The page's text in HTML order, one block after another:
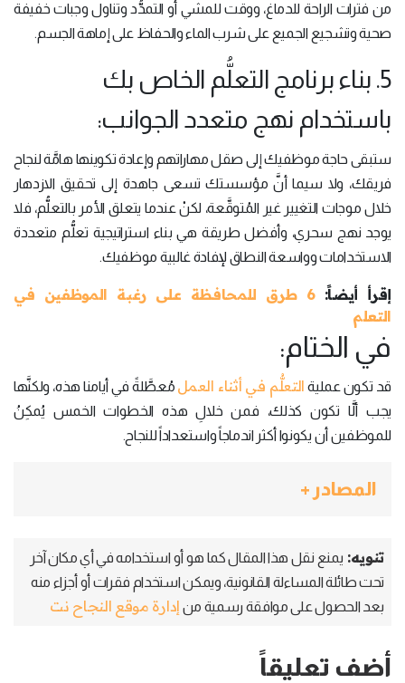
من فترات الراحة للدماغ، ووقت للمشي أو التمدُّد وتناول وجبات خفيفة
صحية وتشجيع الجميع على شرب الماء والحفاظ على إماهة الجسم.
5. بناء برنامج التعلُّم الخاص بك
باستخدام نهج متعدد الجوانب:
ستبقى حاجة موظفيك إلى صقل مهاراتهم وإعادة تكوينها هامَّة لنجاح
فريقك، ولا سيما أنَّ مؤسستك تسعى جاهدة إلى تحقيق الازدهار
خلال موجات التغيير غير المُتوقَّعة، لكنْ عندما يتعلق الأمر بالتعلُّم، فلا
يوجد نهج سحري، وأفضل طريقة هي بناء استراتيجية تعلُّم متعددة
الاستخدامات وواسعة النطاق لإفادة غالبية موظفيك.
إقرأ أيضاً:
6 طرق للمحافظة على رغبة الموظفين في
التعلم
في الختام:
قد تكون عملية التعلُّم في أثناء العمل مُعطَّلةً في أيامنا هذه، ولكنَّها
يجب ألَّا تكون كذلك، فمن خلالِ هذه الخطوات الخمس يُمكِنُ
للموظفين أن يكونوا أكثر اندماجاً واستعداداً للنجاح.
المصادر +
تنويه: يمنع نقل هذا المقال كما هو أو استخدامه في أي مكان آخر
تحت طائلة المساءلة القانونية، ويمكن استخدام فقرات أو أجزاء منه
بعد الحصول على موافقة رسمية من إدارة موقع النجاح نت
أضف تعليقاً